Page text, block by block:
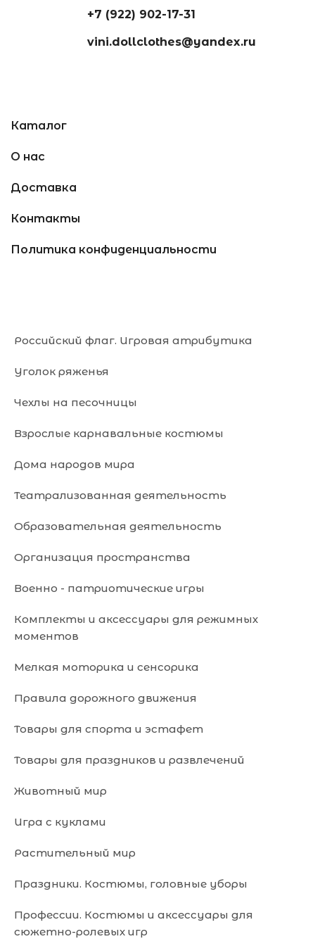
+7 (922) 902-17-31
vini.dollclothes@yandex.ru
Каталог
О нас
Доставка
Контакты
Политика конфиденциальности
Российский флаг. Игровая атрибутика
Уголок ряженья
Чехлы на песочницы
Взрослые карнавальные костюмы
Дома народов мира
Театрализованная деятельность
Образовательная деятельность
Организация пространства
Военно - патриотические игры
Комплекты и аксессуары для режимных
моментов
Мелкая моторика и сенсорика
Правила дорожного движения
Товары для спорта и эстафет
Товары для праздников и развлечений
Животный мир
Игра с куклами
Растительный мир
Праздники. Костюмы, головные уборы
Профессии. Костюмы и аксессуары для
сюжетно-ролевых игр